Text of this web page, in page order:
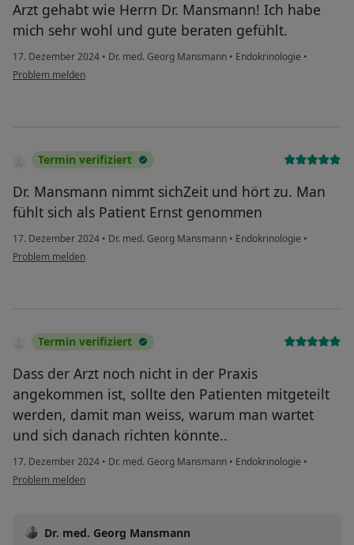
Arzt gehabt wie Herrn Dr. Mansmann! Ich habe
mich sehr wohl und gute beraten gefühlt.
17. Dezember 2024 • Dr. med. Georg Mansmann • Endokrinologie •
Problem melden
Termin verifiziert
Dr. Mansmann nimmt sichZeit und hört zu. Man
fühlt sich als Patient Ernst genommen
17. Dezember 2024 • Dr. med. Georg Mansmann • Endokrinologie •
Problem melden
Termin verifiziert
Dass der Arzt noch nicht in der Praxis
angekommen ist, sollte den Patienten mitgeteilt
werden, damit man weiss, warum man wartet
und sich danach richten könnte..
17. Dezember 2024 • Dr. med. Georg Mansmann • Endokrinologie •
Problem melden
Dr. med. Georg Mansmann